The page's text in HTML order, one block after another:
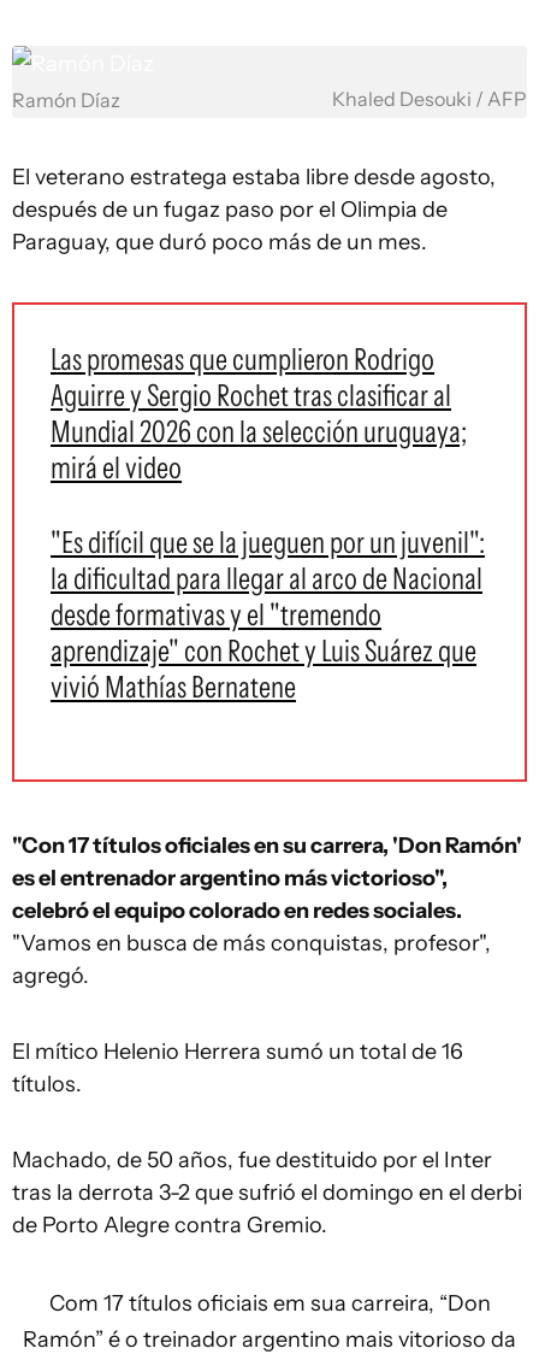
Ramón Díaz Khaled Desouki / AFP
El veterano estratega estaba libre desde agosto,
después de un fugaz paso por el Olimpia de
Paraguay, que duró poco más de un mes.
Las promesas que cumplieron Rodrigo
Aguirre y Sergio Rochet tras clasificar al
Mundial 2026 con la selección uruguaya;
mirá el video
"Es difícil que se la jueguen por un juvenil":
la dificultad para llegar al arco de Nacional
desde formativas y el "tremendo
aprendizaje" con Rochet y Luis Suárez que
vivió Mathías Bernatene
"Con 17 títulos oficiales en su carrera, 'Don Ramón'
es el entrenador argentino más victorioso",
celebró el equipo colorado en redes sociales.
"Vamos en busca de más conquistas, profesor",
agregó.
El mítico Helenio Herrera sumó un total de 16
títulos.
Machado, de 50 años, fue destituido por el Inter
tras la derrota 3-2 que sufrió el domingo en el derbi
de Porto Alegre contra Gremio.
Com 17 títulos oficiais em sua carreira, “Don
Ramón” é o treinador argentino mais vitorioso da